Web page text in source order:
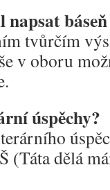
tvůrčím
v oboru
úspěchy?
dělá